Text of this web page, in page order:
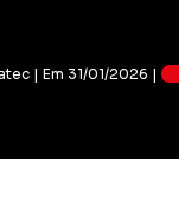
| Em 31/01/2026 |